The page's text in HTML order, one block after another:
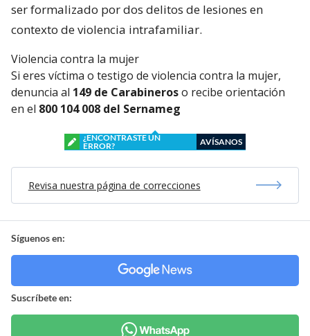
ser formalizado por dos delitos de lesiones en
contexto de violencia intrafamiliar.
Violencia contra la mujer
Si eres víctima o testigo de violencia contra la mujer,
denuncia al 149 de Carabineroso recibe orientación
en el 800 104 008 del Sernameg
¿ENCONTRASTE UN
ERROR?
AVÍSANOS
Revisa nuestra página de correcciones
Síguenos en:
Suscríbete en: